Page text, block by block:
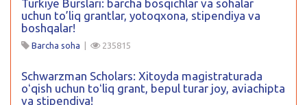
Turkiye Burslari: barcha bosqichlar va sohalar
uchun to’liq grantlar, yotoqxona, stipendiya va
boshqalar!
Barcha soha 235815
Schwarzman Scholars: Xitoyda magistraturada
oʻqish uchun toʻliq grant, bepul turar joy, aviachipta
va stipendiya!